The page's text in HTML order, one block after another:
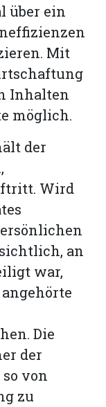
über ein
Mit
Inhalten
möglich.
der
Wird
an
war,
Die
der
von
zu